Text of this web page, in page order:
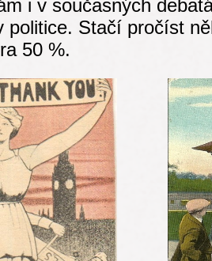
i v současných
politice. Stačí pročíst
50 %.